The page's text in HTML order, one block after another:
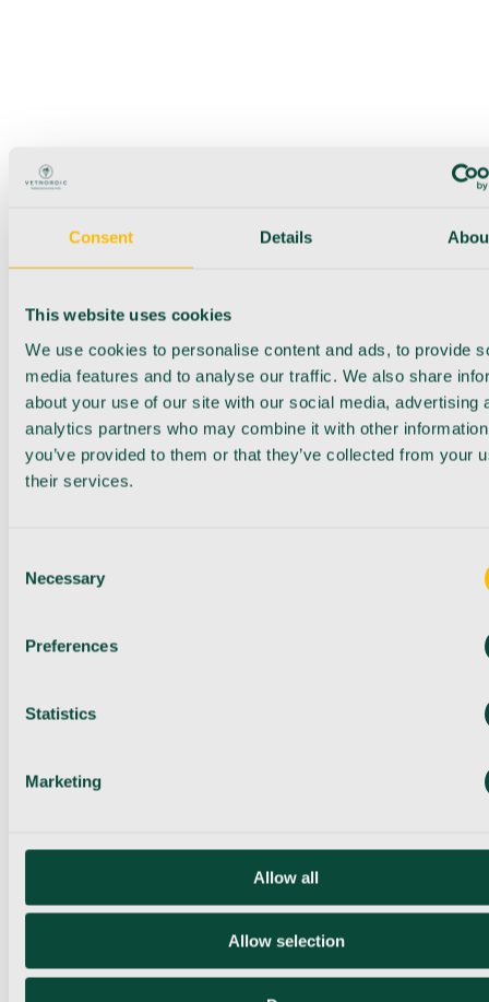
Consent Details
This website uses cookies
We use cookies to personalise content and ads, to provide
media features and to analyse our traffic. We also share
about your use of our site with our social media, advertising
analytics partners who may combine it with other
you’ve provided to them or that they’ve collected from your
their services.
Selection
Necessary
Preferences
Statistics
Marketing
Allow all
Allow selection